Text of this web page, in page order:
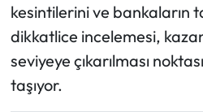
kesintilerini ve bankaların
dikkatlice incelemesi,
seviyeye çıkarılması
taşıyor.